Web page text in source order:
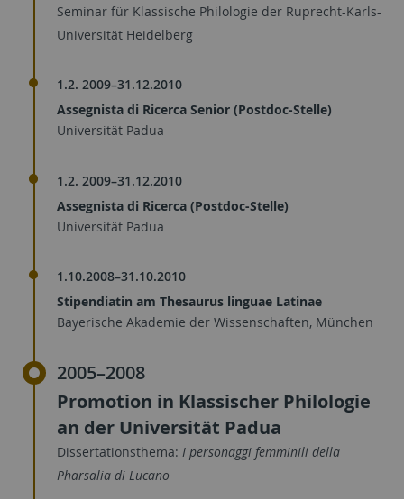
Seminar für Klassische Philologie der Ruprecht-Karls-
Universität Heidelberg
1.2. 2009–31.12.2010
Assegnista di Ricerca Senior (Postdoc-Stelle)
Universität Padua
1.2. 2009–31.12.2010
Assegnista di Ricerca (Postdoc-Stelle)
Universität Padua
1.10.2008–31.10.2010
Stipendiatin am Thesaurus linguae Latinae
Bayerische Akademie der Wissenschaften, München
2005–2008
Promotion in Klassischer Philologie
an der Universität Padua
Dissertationsthema: I personaggi femminili della
Pharsalia di Lucano